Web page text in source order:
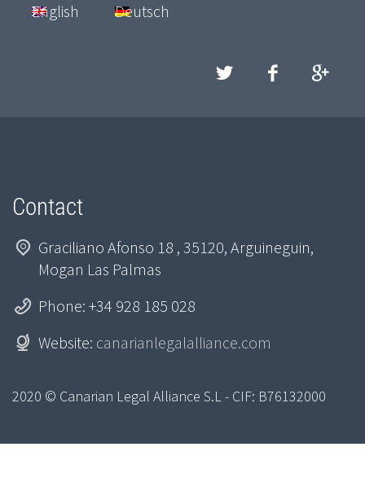
English Deutsch
Contact
Graciliano Afonso 18 , 35120, Arguineguin,
Mogan Las Palmas
Phone: +34 928 185 028
Website: canarianlegalalliance.com
2020 © Canarian Legal Alliance S.L - CIF: B76132000